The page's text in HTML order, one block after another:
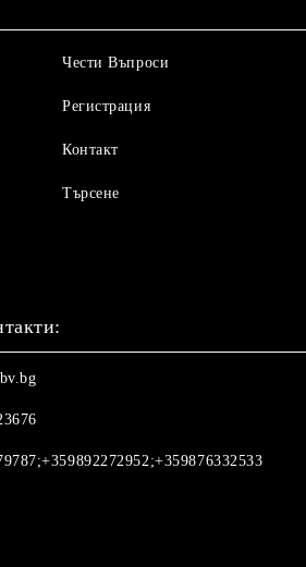
Чести Въпроси
Регистрация
Контакт
Търсене